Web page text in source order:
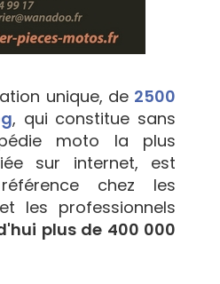
unique, de 2500
, qui constitue sans
moto la plus
sur internet, est
chez les
les professionnels
plus de 400 000